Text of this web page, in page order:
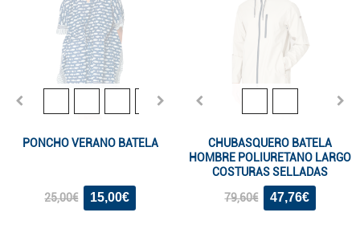
PONCHO VERANO BATELA
25,00€ 15,00€
CHUBASQUERO BATELA
HOMBRE POLIURETANO LARGO
COSTURAS SELLADAS
79,60€ 47,76€